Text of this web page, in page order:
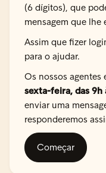
(6 dígitos), que
mensagem que lhe
Assim que fizer
para o ajudar.
Os nossos agentes
sexta-feira, das 9h
enviar uma
responderemos
Começar